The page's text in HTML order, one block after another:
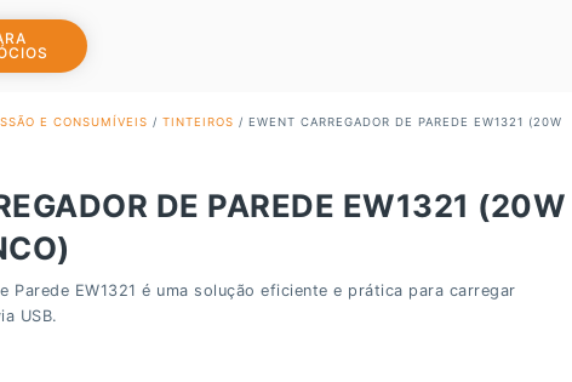
E CONSUMÍVEIS / TINTEIROS / EWENT CARREGADOR DE PAREDE EW1321 (20W
DE PAREDE EW1321 (20W
Parede EW1321 é uma solução eficiente e prática para carregar
USB.